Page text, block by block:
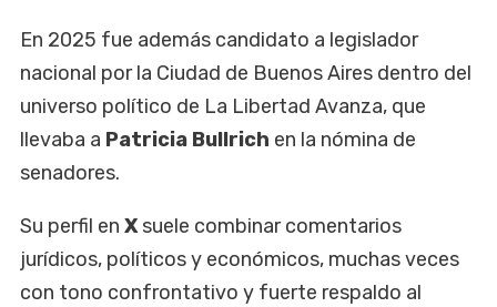
En 2025 fue además candidato a legislador
nacional por la Ciudad de Buenos Aires dentro del
universo político de La Libertad Avanza, que
llevaba a Patricia Bullrich en la nómina de
senadores.
Su perfil en X suele combinar comentarios
jurídicos, políticos y económicos, muchas veces
con tono confrontativo y fuerte respaldo al